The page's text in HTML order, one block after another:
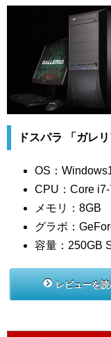
ドスパラ 「ガレリ
OS：
CPU：Core
メモリ：8GB
グラボ：
容量：250GB
レビューを